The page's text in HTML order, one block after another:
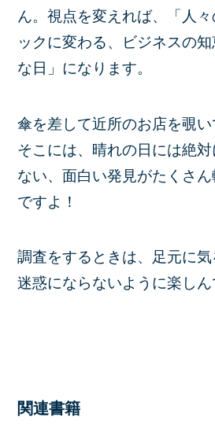
ん。視点を変えれば、「人々
ックに変わる、ビジネスの
な日」になります。
傘を差して近所のお店を覗い
そこには、晴れの日には絶
ない、面白い発見がたくさ
ですよ！
調査をするときは、足元に
迷惑にならないように楽しん
関連書籍